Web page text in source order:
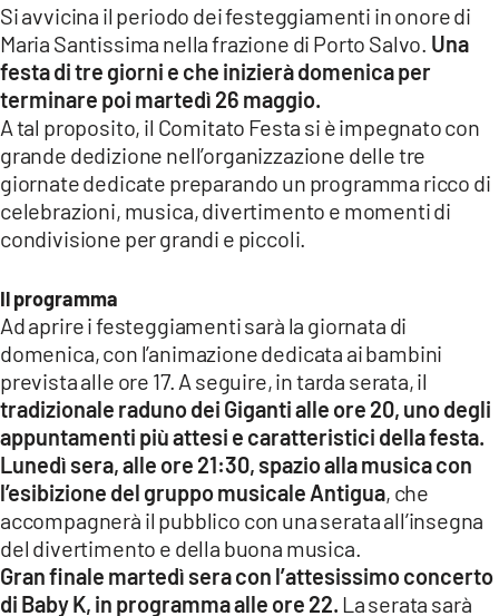
Network
LACPLAY.IT
LACTV.IT
LACONAIR.IT
LACITYMAG.IT
ILREGGINO.IT
COSENZACHANNEL.IT
ILVIBONESE.IT
CATANZAROCHANNEL.IT
LACAPITALENEWS.IT
App
ANDROID
APPLE
Si avvicina il periodo dei festeggiamenti in onore di
Maria Santissima nella frazione di Porto Salvo. Una
festa di tre giorni e che inizierà domenica per
terminare poi martedì 26 maggio.
A tal proposito, il Comitato Festa si è impegnato con
grande dedizione nell’organizzazione delle tre
giornate dedicate preparando un programma ricco di
celebrazioni, musica, divertimento e momenti di
condivisione per grandi e piccoli.
Il programma
Ad aprire i festeggiamenti sarà la giornata di
domenica, con l’animazione dedicata ai bambini
prevista alle ore 17. A seguire, in tarda serata, il
tradizionale raduno dei Giganti alle ore 20, uno degli
appuntamenti più attesi e caratteristici della festa.
Lunedì sera, alle ore 21:30, spazio alla musica con
l’esibizione del gruppo musicale Antigua, che
accompagnerà il pubblico con una serata all’insegna
del divertimento e della buona musica.
Gran finale martedì sera con l’attesissimo concerto
di Baby K, in programma alle ore 22. La serata sarà